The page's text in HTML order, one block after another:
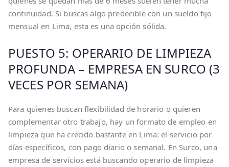
continuidad. Si buscas algo predecible con un sueldo fijo
mensual en Lima, esta es una opción sólida.
PUESTO 5: OPERARIO DE LIMPIEZA
PROFUNDA – EMPRESA EN SURCO (3
VECES POR SEMANA)
Para quienes buscan flexibilidad de horario o quieren
complementar otro trabajo, hay un formato de empleo en
limpieza que ha crecido bastante en Lima: el servicio por
días específicos, con pago diario o semanal. En Surco, una
empresa de servicios está buscando operario de limpieza